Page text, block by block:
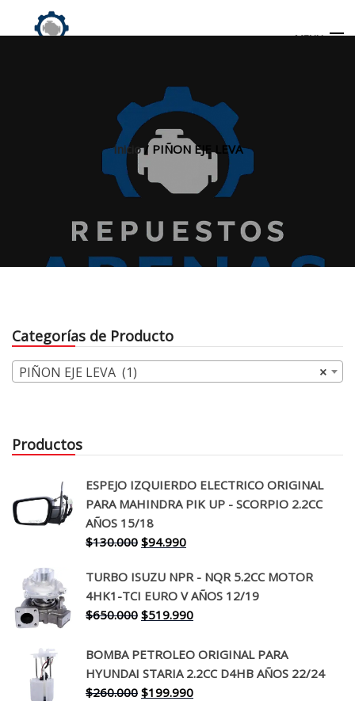
MENU
Inicio/ PIÑON EJE LEVA
Categorías de Producto
×
PIÑON EJE LEVA (1)
Productos
ESPEJO IZQUIERDO ELECTRICO ORIGINAL
PARA MAHINDRA PIK UP - SCORPIO 2.2CC
AÑOS 15/18
$130.000 El
original
era:
$130.000.
$94.990El
actual
es:
$94.990.
TURBO ISUZU NPR - NQR 5.2CC MOTOR
4HK1-TCI EURO V AÑOS 12/19
$650.000 El
original
era:
$650.000.
$519.990El
actual
es:
$519.990.
BOMBA PETROLEO ORIGINAL PARA
HYUNDAI STARIA 2.2CC D4HB AÑOS 22/24
$260.000 El
$199.990El